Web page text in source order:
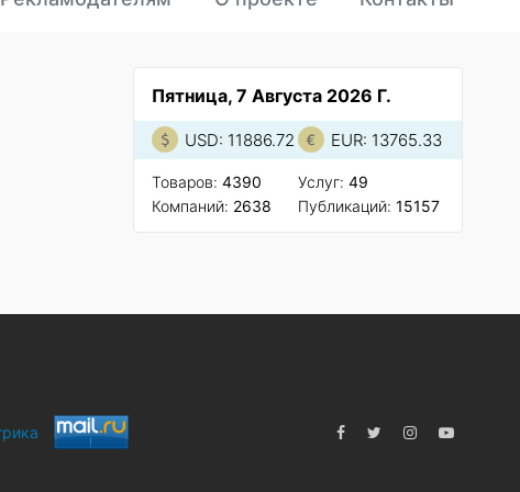
Пятница, 7 Августа 2026 Г.
USD: 11886.72 EUR: 13765.33
Товаров: 4390
Компаний: 2638
Услуг: 49
Публикаций: 15157